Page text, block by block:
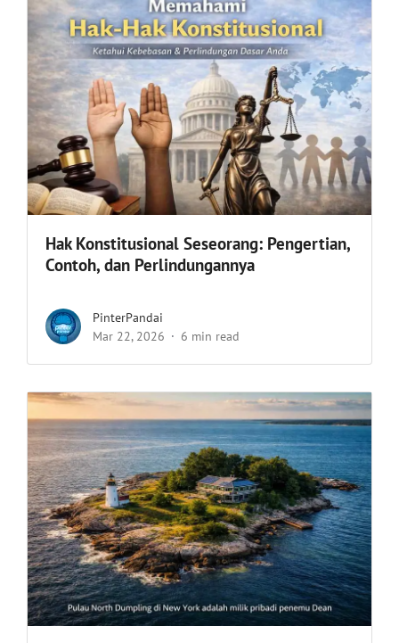
Hak Konstitusional Seseorang: Pengertian,
Contoh, dan Perlindungannya
PinterPandai
Mar 22, 2026
6 min read